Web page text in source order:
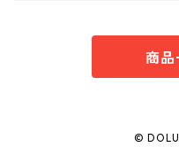
商品
©